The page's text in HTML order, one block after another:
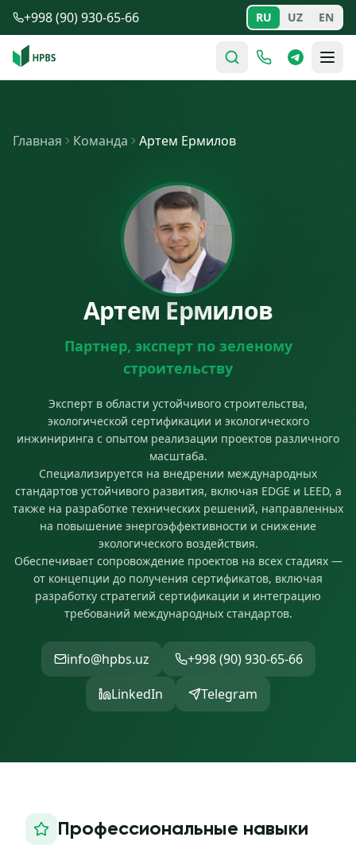
Перейти к содержимому
+998 (90) 930-65-66 RU UZ EN
Главная Команда Артем Ермилов
Артем Ермилов
Партнер, эксперт по зеленому
строительству
Эксперт в области устойчивого строительства,
экологической сертификации и экологического
инжиниринга с опытом реализации проектов различного
масштаба.
Специализируется на внедрении международных
стандартов устойчивого развития, включая EDGE и LEED, а
также на разработке технических решений, направленных
на повышение энергоэффективности и снижение
экологического воздействия.
Обеспечивает сопровождение проектов на всех стадиях —
от концепции до получения сертификатов, включая
разработку стратегий сертификации и интеграцию
требований международных стандартов.
info@hpbs.uz
+998 (90) 930-65-66
LinkedIn
Telegram
Профессиональные навыки